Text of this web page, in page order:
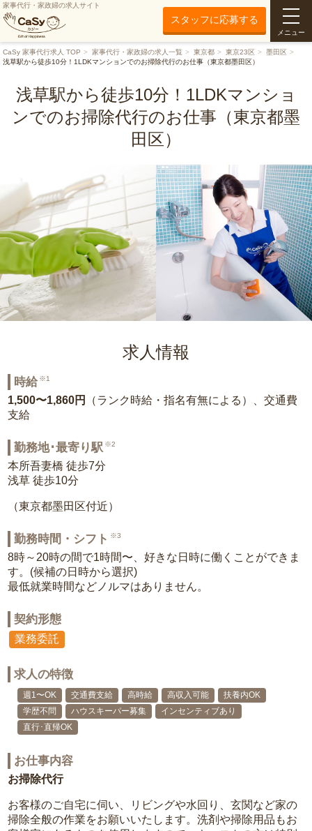
家事代行・家政婦の求人サイト
スタッフに応募する
メニュー
CaSy 家事代行求人 TOP 家事代行・家政婦の求人一覧 東京都 東京23区
墨田区
浅草駅から徒歩10分！1LDKマンションでのお掃除代行のお仕事（東京都墨田区）
浅草駅から徒歩10分！1LDKマンショ
ンでのお掃除代行のお仕事（東京都墨
田区）
求人情報
時給 ※1
1,500〜1,860円
（ランク時給・指名有無による）、交通費
支給
勤務地･最寄り駅 ※2
本所吾妻橋 徒歩7分
浅草 徒歩10分
（東京都墨田区付近）
勤務時間・シフト ※3
8時～20時の間で1時間〜、好きな日時に働くことができま
す。(候補の日時から選択)
最低就業時間などノルマはありません。
契約形態
業務委託
求人の特徴
週1〜OK 交通費支給 高時給 高収入可能
扶養内OK
学歴不問
ハウスキーパー募集
インセンティブあり
直行･直帰OK
お仕事内容
お掃除代行
お客様のご自宅に伺い、リビングや水回り、玄関など家の
掃除全般の作業をお願いいたします。洗剤や掃除用品もお